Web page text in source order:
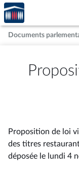
Aller au contenu
Aller en bas de la
Accèder
à la
page
d'accueil
Documents
Proposition de loi
des titres
déposée le lundi 4